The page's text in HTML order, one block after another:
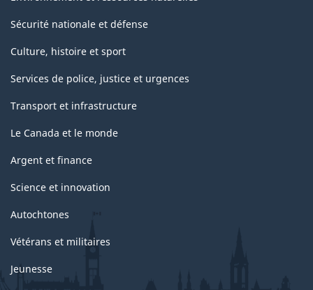
Sécurité nationale et défense
Culture, histoire et sport
Services de police, justice et urgences
Transport et infrastructure
Le Canada et le monde
Argent et finance
Science et innovation
Autochtones
Vétérans et militaires
Jeunesse